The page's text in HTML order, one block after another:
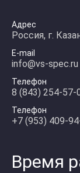
Адрес
Россия, г.
E-mail
info@vs-spec.ru
Телефон
8 (843) 254-57-
Телефон
+7 (953) 409-
Время